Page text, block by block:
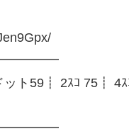
ット59┋ 2ｽｺ 75┋